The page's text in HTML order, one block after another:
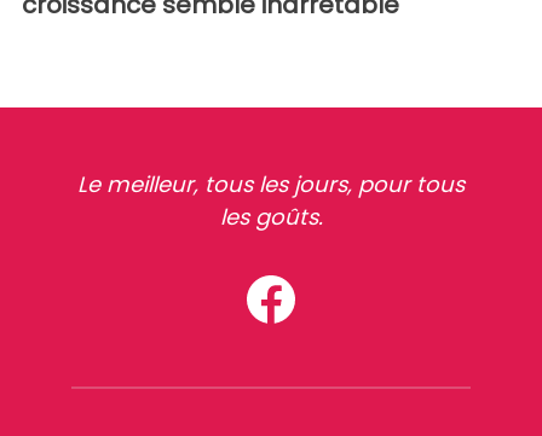
Le meilleur, tous les jours, pour tous
les goûts.